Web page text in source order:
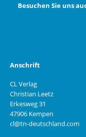
Besuchen Sie uns
Anschrift
CL Verlag
Christian Leetz
Erkesweg 31
47906 Kempen
cl@tn-deutschland.com